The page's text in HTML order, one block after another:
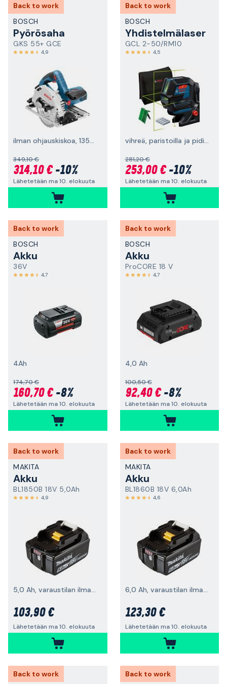
Back to work
BOSCH
Pyörösaha
GKS 55+ GCE
4,9
ilman ohjauskiskoa, 1350 W
349,10 €
314,10 €-10%
Lähetetään ma 10. elokuuta
Back to work
BOSCH
Yhdistelmälaser
GCL 2-50/RM10
4,5
vihreä, paristoilla ja pidikkeellä
281,20 €
253,00 €-10%
Lähetetään ma 10. elokuuta
Back to work
BOSCH
Akku
36V
4,7
4Ah
174,70 €
160,70 €-8%
Lähetetään ma 10. elokuuta
Back to work
BOSCH
Akku
ProCORE 18 V
4,7
4,0 Ah
100,50 €
92,40 €-8%
Lähetetään ma 10. elokuuta
Back to work
MAKITA
Akku
BL1850B 18V 5,0Ah
4,9
5,0 Ah, varaustilan ilmaisimella
103,90 €
Lähetetään ma 10. elokuuta
Back to work
MAKITA
Akku
BL1860B 18V 6,0Ah
4,6
6,0 Ah, varaustilan ilmaisimella
123,30 €
Lähetetään ma 10. elokuuta
Back to work
Back to work